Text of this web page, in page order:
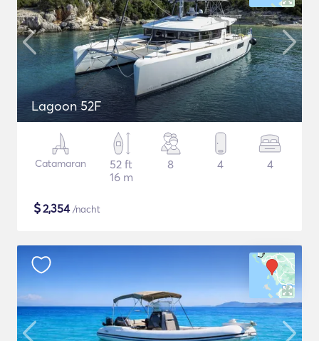
Lagoon 52F
Catamaran
52 ft
16 m
8 4 4
$2,354/nacht